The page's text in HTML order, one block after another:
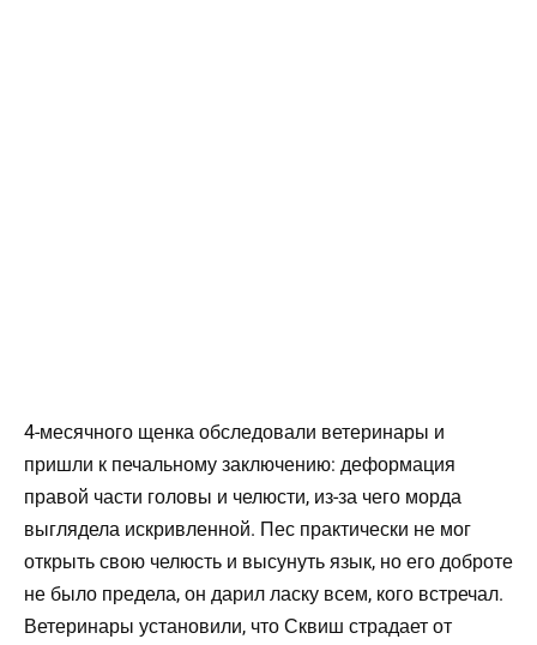
4-месячного щенка обследовали ветеринары и
пришли к печальному заключению: деформация
правой части головы и челюсти, из-за чего морда
выглядела искривленной. Пес практически не мог
открыть свою челюсть и высунуть язык, но его доброте
не было предела, он дарил ласку всем, кого встречал.
Ветеринары установили, что Сквиш страдает от